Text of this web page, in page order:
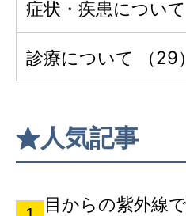
症状・疾患について
診療について （29）
人気記事
目からの紫外線